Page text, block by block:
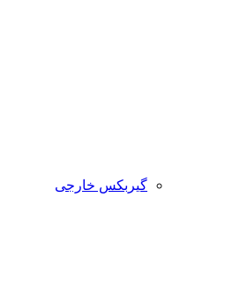
گیربکس خارجی